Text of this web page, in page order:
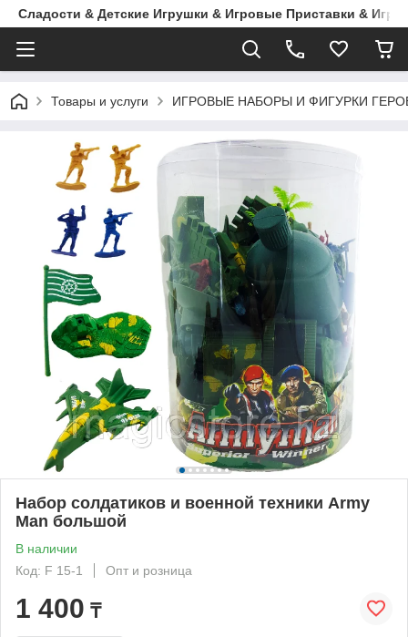
Сладости & Детские Игрушки & Игровые Приставки & Игры
Товары и услуги ИГРОВЫЕ НАБОРЫ И ФИГУРКИ
Набор солдатиков и военной техники Army
Man большой
В наличии
Код: F 15-1
Опт и розница
1 400 ₸